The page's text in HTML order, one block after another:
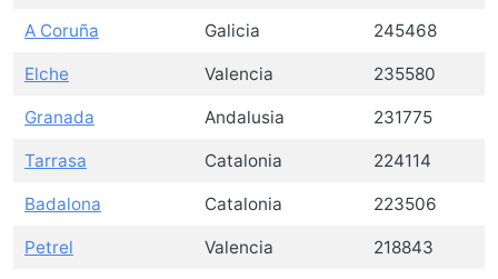
A Coruña Galicia 245468
Elche Valencia 235580
Granada Andalusia 231775
Tarrasa Catalonia 224114
Badalona Catalonia 223506
Petrel Valencia 218843